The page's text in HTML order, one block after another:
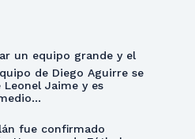
un equipo grande y el
de Diego Aguirre se
Jaime y es
fue confirmado